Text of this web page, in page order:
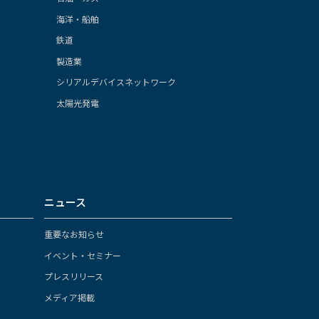
海洋・船舶
鉄道
製造業
シリアルデバイスネットワーク
太陽光発電
ニュース
重要なお知らせ
イベント・セミナー
プレスリリース
メディア掲載